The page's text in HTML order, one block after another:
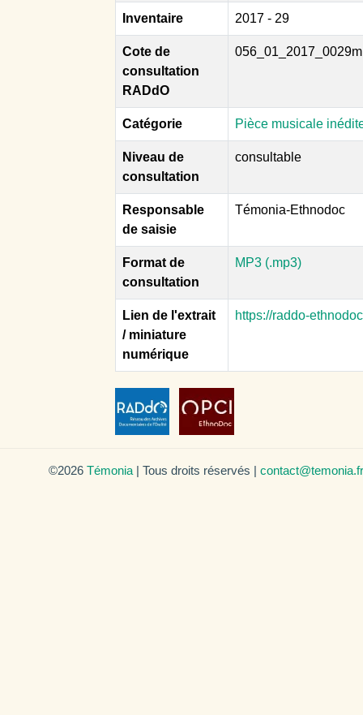
Inventaire 2017 - 29
Cote de
consultation
RADdO
Catégorie Pièce musicale
Niveau de
consultation
consultable
Responsable
de saisie
Témonia-Ethnodoc
Format de
consultation
MP3 (.mp3)
Lien de l'extrait
/ miniature
numérique
https://raddo-
©2026 Témonia | Tous droits réservés | contact@temonia.fr